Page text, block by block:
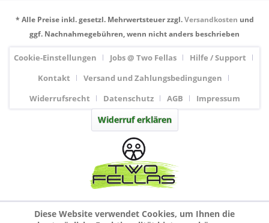
* Alle Preise inkl. gesetzl. Mehrwertsteuer zzgl.Versandkosten und
ggf. Nachnahmegebühren, wenn nicht anders beschrieben
Cookie-Einstellungen Jobs @ Two Fellas
Hilfe / Support
Kontakt
Versand und Zahlungsbedingungen
Widerrufsrecht
Datenschutz AGB Impressum
Widerruf erklären
Diese Website verwendet Cookies, um Ihnen die